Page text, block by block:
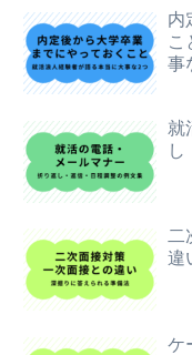
内
こ
事
就
し
二
違
ケ